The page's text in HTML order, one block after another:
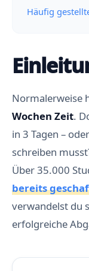
Häufig
Normalerweise
Wochen Zeit.
in 3 Tagen –
schreiben
Über 35.000
bereits
verwandelst du
erfolgreiche